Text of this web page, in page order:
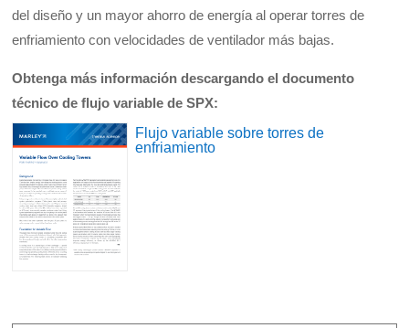
del diseño y un mayor ahorro de energía al operar torres de
enfriamiento con velocidades de ventilador más bajas.
Obtenga más información descargando el documento
técnico de flujo variable de SPX:
Flujo variable sobre torres de
enfriamiento